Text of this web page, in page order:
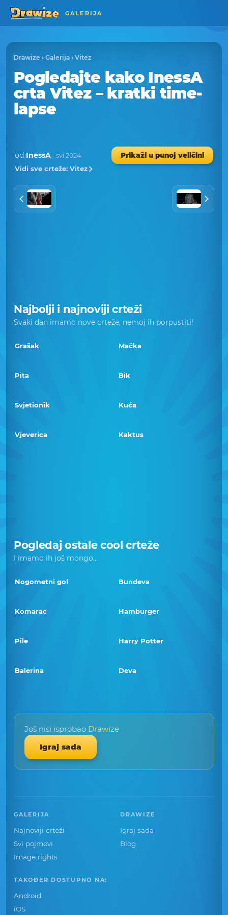
GALERIJA
Drawize › Galerija › Vitez
Pogledajte kako InessA
crta Vitez – kratki time-
lapse
od InessA · svi 2024
Prikaži u punoj veličini
Vidi sve crteže: Vitez
Najbolji i najnoviji crteži
Svaki dan imamo nove crteže, nemoj ih porpustiti!
Grašak Mačka
Pita Bik
Svjetionik Kuća
Vjeverica Kaktus
Pogledaj ostale cool crteže
I imamo ih još mongo...
Nogometni gol Bundeva
Komarac Hamburger
Pile Harry Potter
Balerina Deva
Još nisi isprobao Drawize
Igraj sada
GALERIJA
Najnoviji crteži
Svi pojmovi
Image rights
DRAWIZE
Igraj sada
Blog
TAKOĐER DOSTUPNO NA:
Android
iOS